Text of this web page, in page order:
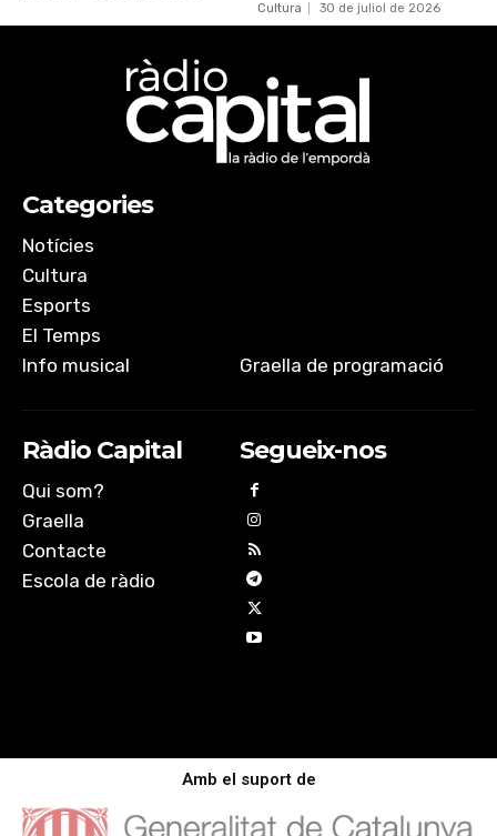
Cultura 30 de juliol de 2026
Categories
Notícies
Cultura
Esports
El Temps
Info musical
Graella de programació
Ràdio Capital
Qui som?
Graella
Contacte
Escola de ràdio
Segueix-nos
Amb el suport de